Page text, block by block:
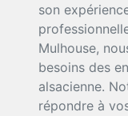
son
Mulhouse,
besoins des
alsacienne.
répondre à